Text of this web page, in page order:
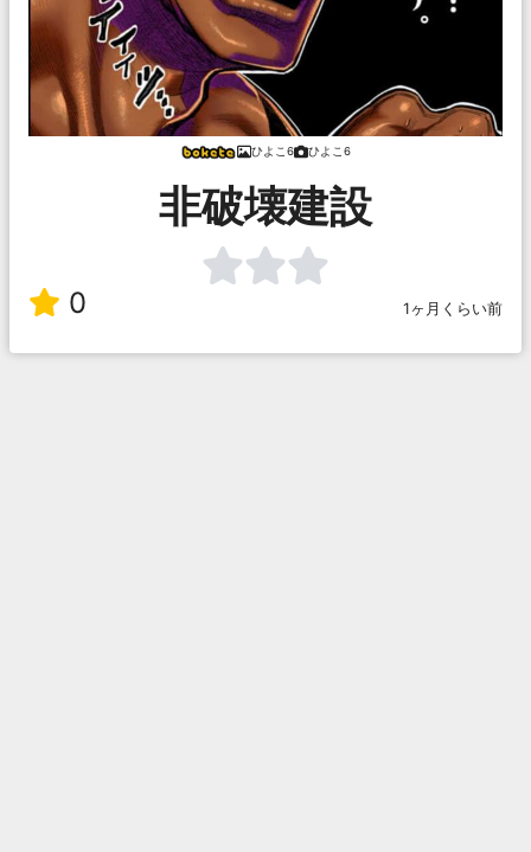
ひよこ6 ひよこ6
非破壊建設
0 1ヶ月くらい前